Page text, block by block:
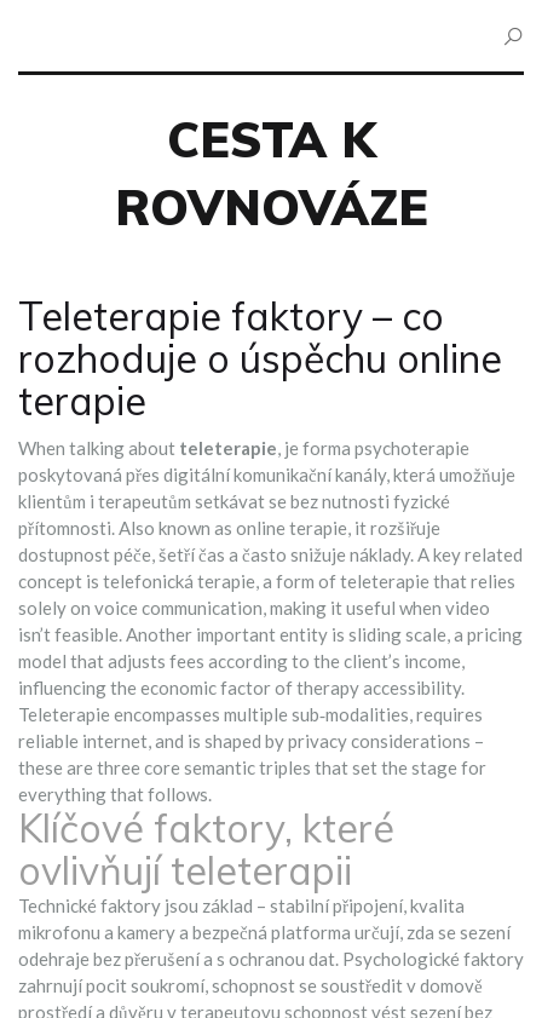
CESTA K
ROVNOVÁZE
Teleterapie faktory – co
rozhoduje o úspěchu online
terapie
When talking about teleterapie, je forma psychoterapie
poskytovaná přes digitální komunikační kanály, která umožňuje
klientům i terapeutům setkávat se bez nutnosti fyzické
přítomnosti. Also known as online terapie, itrozšiřuje
dostupnost péče, šetří čas a často snižuje náklady. A key related
concept is telefonická terapie, a form of teleterapie that relies
solely on voice communication, making it useful when video
isn’t feasible. Another important entity is sliding scale, a pricing
model that adjusts fees according to the client’s income,
influencing the economic factor of therapy accessibility.
Teleterapie encompasses multiple sub‑modalities, requires
reliable internet, and is shaped by privacy considerations –
these are three core semantic triples that set the stage for
everything that follows.
Klíčové faktory, které
ovlivňují teleterapii
Technické faktory jsou základ – stabilní připojení, kvalita
mikrofonu a kamery a bezpečná platforma určují, zda se sezení
odehraje bez přerušení a s ochranou dat. Psychologické faktory
zahrnují pocit soukromí, schopnost se soustředit v domově
prostředí a důvěru v terapeutovu schopnost vést sezení bez